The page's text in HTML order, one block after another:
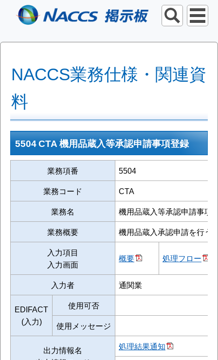
NACCS業務仕様・関連資
料
5504 CTA 機用品蔵入等承認申請事項登録
業務項番
5504
業務コード
CTA
業務名
機用品蔵入等承認申請事項
業務概要
機用品蔵入承認申請を行う
入力項目
入力画面
概要 処理フロー
入力者 通関業
EDIFACT
(入力)
使用可否
使用メッセージ
出力情報名
処理結果通知